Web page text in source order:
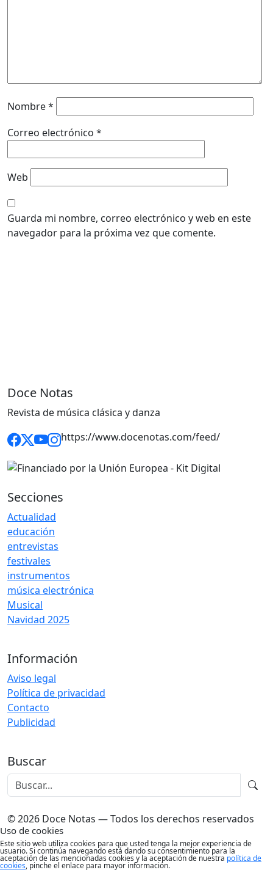
Nombre*
Correo electrónico *
Web
Guarda mi nombre, correo electrónico y web en este
navegador para la próxima vez que comente.
Doce Notas
Revista de música clásica y danza
https://www.docenotas.com/feed/
Secciones
Actualidad
educación
entrevistas
festivales
instrumentos
música electrónica
Musical
Navidad 2025
Información
Aviso legal
Política de privacidad
Contacto
Publicidad
Buscar
© 2026 Doce Notas — Todos los derechos reservados
Uso de cookies
Este sitio web utiliza cookies para que usted tenga la mejor experiencia de
usuario. Si continúa navegando está dando su consentimiento para la
aceptación de las mencionadas cookies y la aceptación de nuestra política de
cookies, pinche el enlace para mayor información.